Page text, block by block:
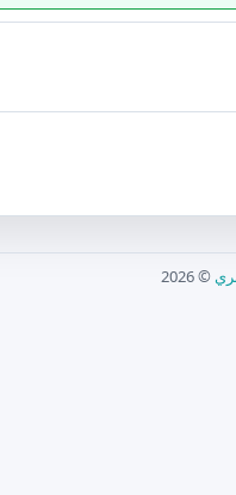
© 2026